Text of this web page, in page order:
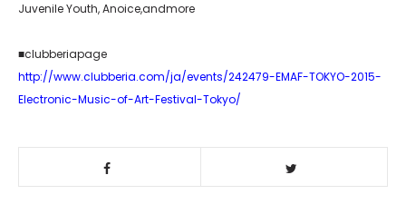
Juvenile Youth, Anoice,andmore
■clubberiapage
http://www.clubberia.com/ja/events/242479-EMAF-TOKYO-2015-
Electronic-Music-of-Art-Festival-Tokyo/